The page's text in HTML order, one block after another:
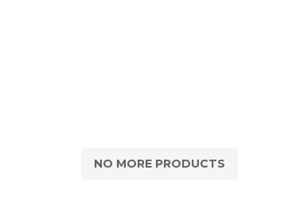
NO MORE PRODUCTS